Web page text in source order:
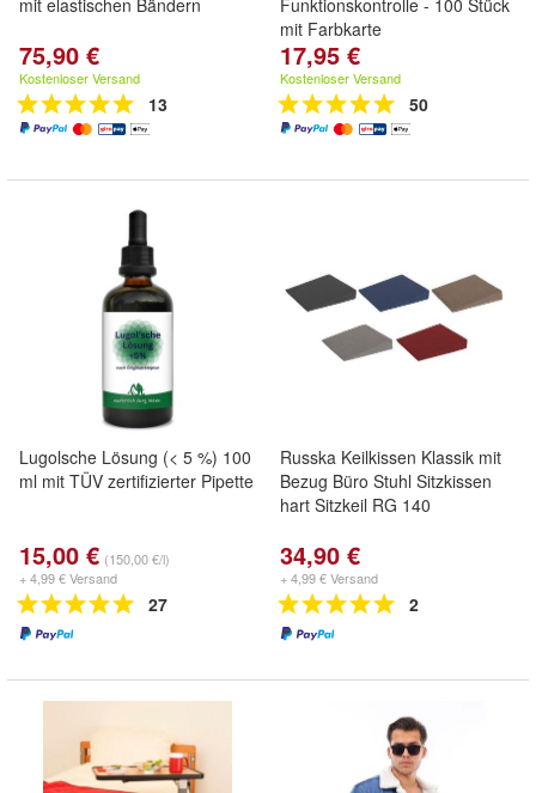
mit elastischen Bändern
75,90 €
Kostenloser Versand
13
Funktionskontrolle - 100 Stück
mit Farbkarte
17,95 €
Kostenloser Versand
50
Lugolsche Lösung (< 5 %) 100
ml mit TÜV zertifizierter Pipette
15,00 € (150,00 €/l)
+ 4,99 € Versand
27
Russka Keilkissen Klassik mit
Bezug Büro Stuhl Sitzkissen
hart Sitzkeil RG 140
34,90 €
+ 4,99 € Versand
2